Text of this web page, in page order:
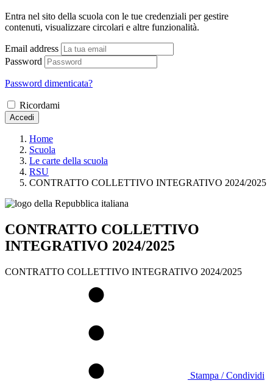
Entra nel sito della scuola con le tue credenziali per gestire
contenuti, visualizzare circolari e altre funzionalità.
Email address
Password
Password dimenticata?
Ricordami
Accedi
Home
Scuola
Le carte della scuola
RSU
CONTRATTO COLLETTIVO INTEGRATIVO 2024/2025
CONTRATTO COLLETTIVO
INTEGRATIVO 2024/2025
CONTRATTO COLLETTIVO INTEGRATIVO 2024/2025
Stampa / Condividi